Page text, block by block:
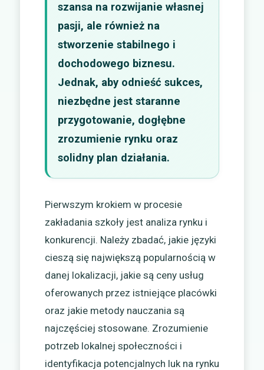
szansa na rozwijanie własnej
pasji, ale również na
stworzenie stabilnego i
dochodowego biznesu.
Jednak, aby odnieść sukces,
niezbędne jest staranne
przygotowanie, dogłębne
zrozumienie rynku oraz
solidny plan działania.
Pierwszym krokiem w procesie
zakładania szkoły jest analiza rynku i
konkurencji. Należy zbadać, jakie języki
cieszą się największą popularnością w
danej lokalizacji, jakie są ceny usług
oferowanych przez istniejące placówki
oraz jakie metody nauczania są
najczęściej stosowane. Zrozumienie
potrzeb lokalnej społeczności i
identyfikacja potencjalnych luk na rynku